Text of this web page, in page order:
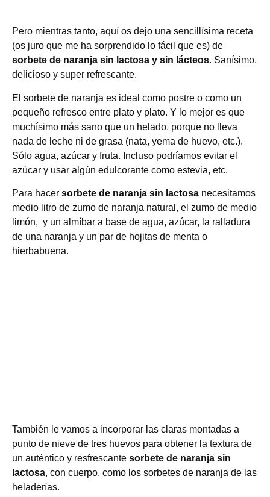
Pero mientras tanto, aquí os dejo una sencillísima receta
(os juro que me ha sorprendido lo fácil que es) de
sorbete de naranja sin lactosa y sin lácteos. Sanísimo,
delicioso y super refrescante.
El sorbete de naranja es ideal como postre o como un
pequeño refresco entre plato y plato. Y lo mejor es que
muchísimo más sano que un helado, porque no lleva
nada de leche ni de grasa (nata, yema de huevo, etc.).
Sólo agua, azúcar y fruta. Incluso podríamos evitar el
azúcar y usar algún edulcorante como estevia, etc.
Para hacer sorbete de naranja sin lactosa necesitamos
medio litro de zumo de naranja natural, el zumo de medio
limón, y un almíbar a base de agua, azúcar, la ralladura
de una naranja y un par de hojitas de menta o
hierbabuena.
También le vamos a incorporar las claras montadas a
punto de nieve de tres huevos para obtener la textura de
un auténtico y resfrescante sorbete de naranja sin
lactosa, con cuerpo, como los sorbetes de naranja de las
heladerías.